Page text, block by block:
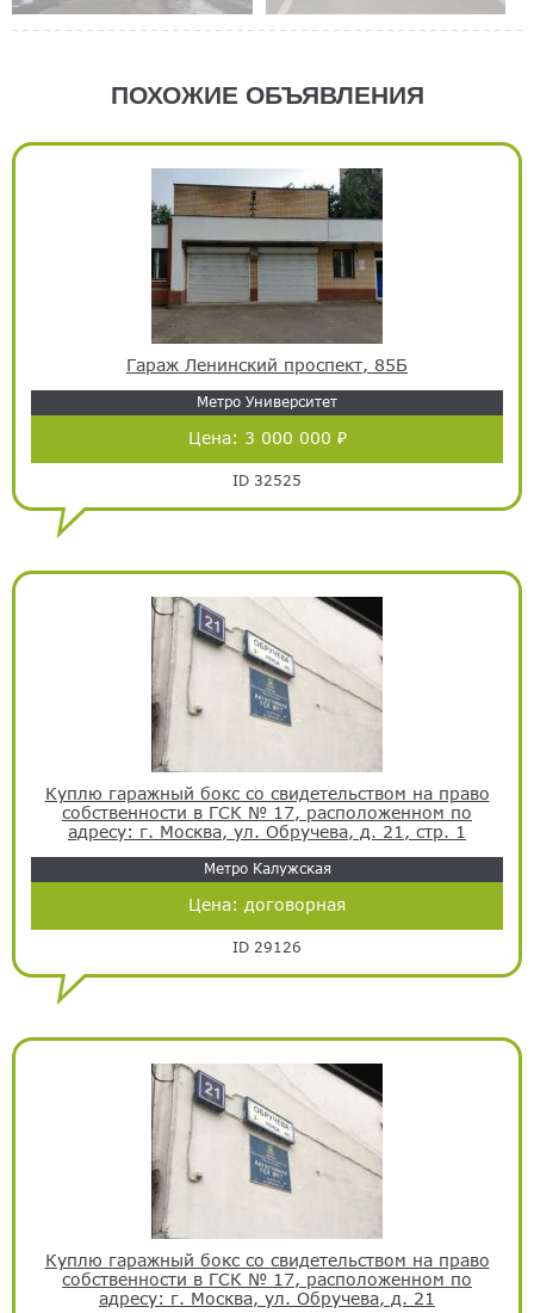
ПОХОЖИЕ ОБЪЯВЛЕНИЯ
Гараж Ленинский проспект, 85Б
Метро Университет
Цена: 3 000 000 ₽
ID 32525
Куплю гаражный бокс со свидетельством на право
собственности в ГСК № 17, расположенном по
адресу: г. Москва, ул. Обручева, д. 21, стр. 1
Метро Калужская
Цена: договорная
ID 29126
Куплю гаражный бокс со свидетельством на право
собственности в ГСК № 17, расположенном по
адресу: г. Москва, ул. Обручева, д. 21